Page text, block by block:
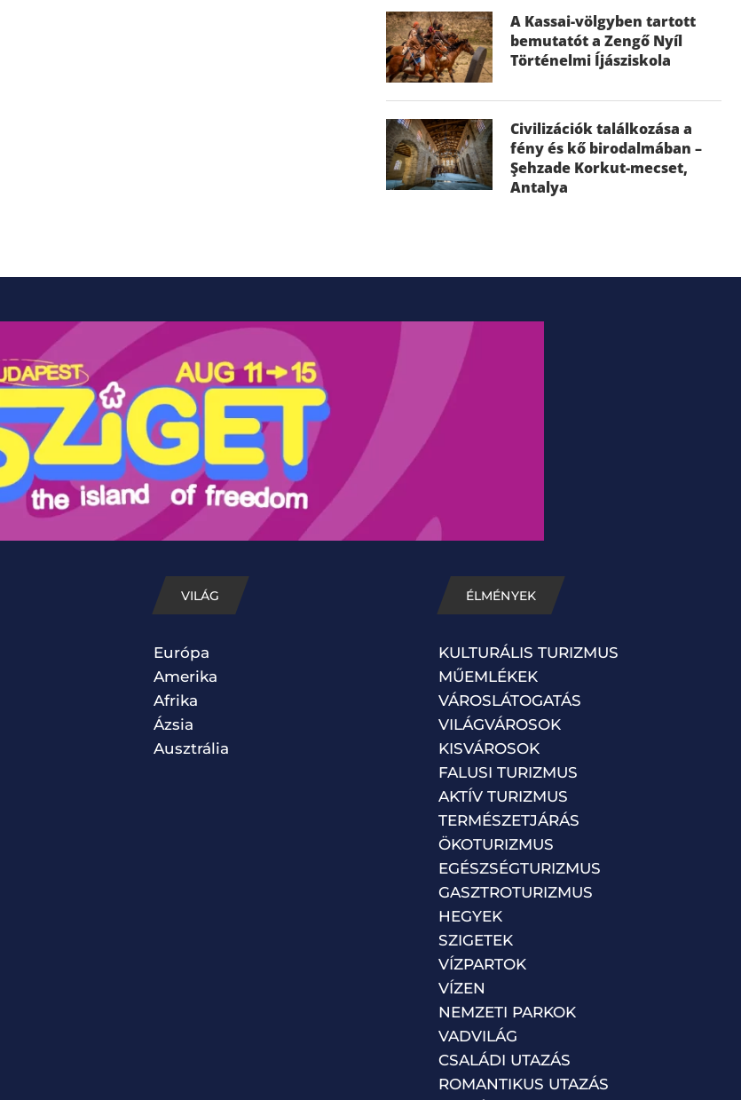
A Kassai-völgyben tartott
bemutatót a Zengő Nyíl
Történelmi Íjásziskola
Civilizációk találkozása a
fény és kő birodalmában –
Şehzade Korkut-mecset,
Antalya
VILÁG
Európa
Amerika
Afrika
Ázsia
Ausztrália
ÉLMÉNYEK
KULTURÁLIS TURIZMUS
MŰEMLÉKEK
VÁROSLÁTOGATÁS
VILÁGVÁROSOK
KISVÁROSOK
FALUSI TURIZMUS
AKTÍV TURIZMUS
TERMÉSZETJÁRÁS
ÖKOTURIZMUS
EGÉSZSÉGTURIZMUS
GASZTROTURIZMUS
HEGYEK
SZIGETEK
VÍZPARTOK
VÍZEN
NEMZETI PARKOK
VADVILÁG
CSALÁDI UTAZÁS
ROMANTIKUS UTAZÁS